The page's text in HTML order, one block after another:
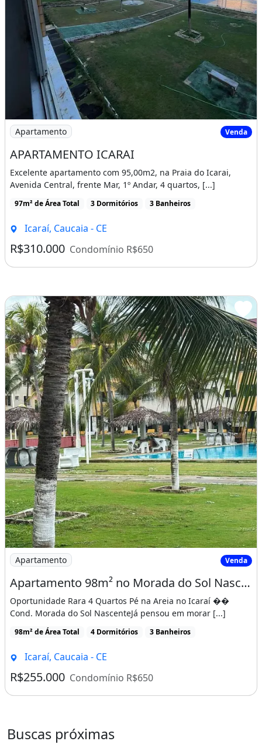
Imagem: APARTAMENTO ICARAI
Apartamento Venda
APARTAMENTO ICARAI
Excelente apartamento com 95,00m2, na Praia do Icarai,
Avenida Central, frente Mar, 1º Andar, 4 quartos, [...]
97m² de Área Total 3 Dormitórios 3 Banheiros
Icaraí, Caucaia - CE
R$310.000 Condomínio R$650
Imagem: Apartamento 98m² no Morada do Sol Nascente
Apartamento Venda
Apartamento 98m² no Morada do Sol Nascente 4 Quartos, 2 Vagas e Pé na Areia
Oportunidade Rara 4 Quartos Pé na Areia no Icaraí ��
Cond. Morada do Sol NascenteJá pensou em morar [...]
98m² de Área Total 4 Dormitórios 3 Banheiros
Icaraí, Caucaia - CE
R$255.000 Condomínio R$650
Buscas próximas